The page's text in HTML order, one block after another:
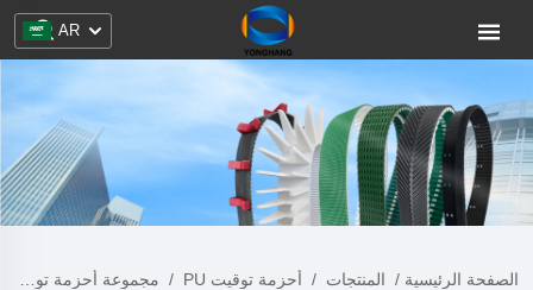
AR
الصفحة الرئيسية / المنتجات / أحزمة توقيت PU / مجموعة أحزمة توقيت PU